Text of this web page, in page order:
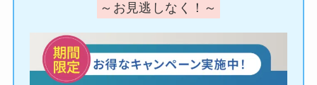
～お見逃しなく！～